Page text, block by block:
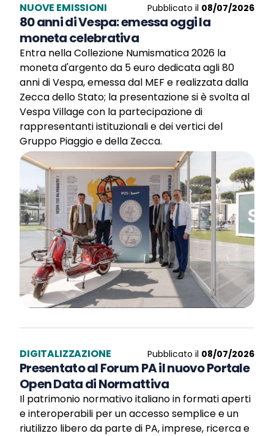
NUOVE EMISSIONI Pubblicato il 08/07/2026
80 anni di Vespa: emessa oggi la
moneta celebrativa
Entra nella Collezione Numismatica 2026 la
moneta d'argento da 5 euro dedicata agli 80
anni di Vespa, emessa dal MEF e realizzata dalla
Zecca dello Stato; la presentazione si è svolta al
Vespa Village con la partecipazione di
rappresentanti istituzionali e dei vertici del
Gruppo Piaggio e della Zecca.
DIGITALIZZAZIONE Pubblicato il 08/07/2026
Presentato al Forum PA il nuovo Portale
Open Data di Normattiva
Il patrimonio normativo italiano in formati aperti
e interoperabili per un accesso semplice e un
riutilizzo libero da parte di PA, imprese, ricerca e